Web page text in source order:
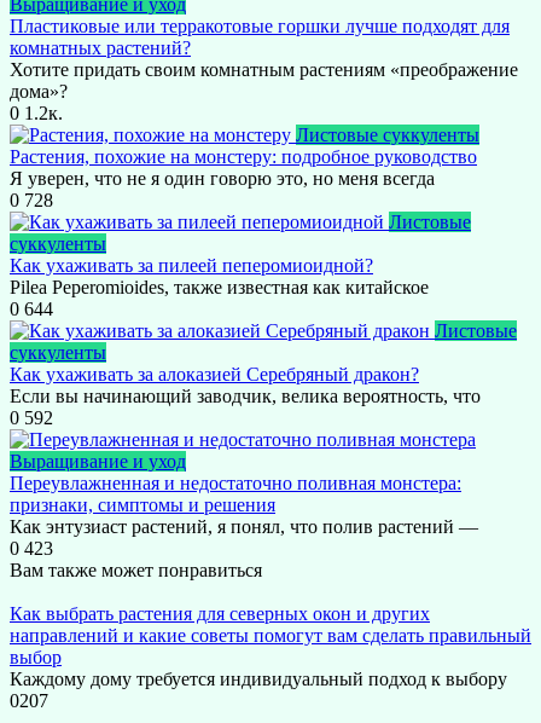
Выращивание и уход
Пластиковые или терракотовые горшки лучше подходят для
комнатных растений?
Хотите придать своим комнатным растениям «преображение
дома»?
0 1.2к.
Листовые суккуленты
Растения, похожие на монстеру: подробное руководство
Я уверен, что не я один говорю это, но меня всегда
0 728
Листовые
суккуленты
Как ухаживать за пилеей пеперомиоидной?
Pilea Peperomioides, также известная как китайское
0 644
Листовые
суккуленты
Как ухаживать за алоказией Серебряный дракон?
Если вы начинающий заводчик, велика вероятность, что
0 592
Выращивание и уход
Переувлажненная и недостаточно поливная монстера:
признаки, симптомы и решения
Как энтузиаст растений, я понял, что полив растений —
0 423
Вам также может понравиться
Как выбрать растения для северных окон и других
направлений и какие советы помогут вам сделать правильный
выбор
Каждому дому требуется индивидуальный подход к выбору
0207